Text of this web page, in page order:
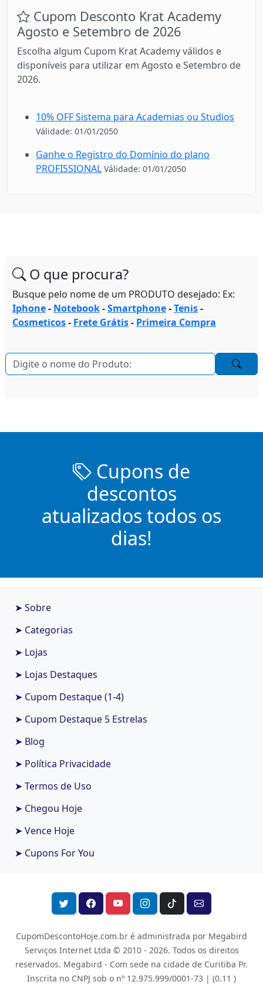
Cupom Desconto Krat Academy
Agosto e Setembro de 2026
Escolha algum Cupom Krat Academy válidos e
disponíveis para utilizar em Agosto e Setembro de
2026.
10% OFF Sistema para Academias ou Studios
Válidade: 01/01/2050
Ganhe o Registro do Domínio do plano
PROFISSIONAL Válidade: 01/01/2050
O que procura?
Busque pelo nome de um PRODUTO desejado: Ex:
Iphone- Notebook-Smartphone-Tenis-
Cosmeticos- Frete Grátis- Primeira Compra
Cupons de
descontos
atualizados todos os
dias!
➤ Sobre
➤ Categorias
➤ Lojas
➤ Lojas Destaques
➤ Cupom Destaque (1-4)
➤ Cupom Destaque 5 Estrelas
➤ Blog
➤ Política Privacidade
➤ Termos de Uso
➤ Chegou Hoje
➤ Vence Hoje
➤ Cupons For You
CupomDescontoHoje.com.br é administrada por Megabird
Serviços Internet Ltda © 2010 - 2026. Todos os direitos
reservados. Megabird - Com sede na cidade de Curitiba Pr.
Inscrita no CNPJ sob o nº 12.975.999/0001-73 | (0.11 )